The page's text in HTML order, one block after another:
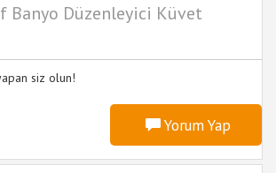
Banyo Düzenleyici Küvet
siz olun!
Yorum Yap